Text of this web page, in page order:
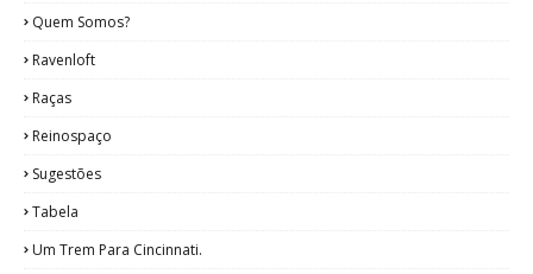
Quem Somos?
Ravenloft
Raças
Reinospaço
Sugestões
Tabela
Um Trem Para Cincinnati.